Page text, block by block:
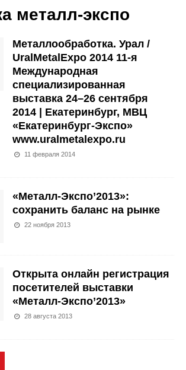
металл-экспо
Металлообработка. Урал /
UralMetalExpo 2014 11-я
Международная
специализированная
выставка 24–26 сентября
2014 | Екатеринбург, МВЦ
«Екатеринбург-Экспо»
www.uralmetalexpo.ru
11 февраля 2014
«Металл-Экспо’2013»:
сохранить баланс на рынке
22 ноября 2013
Открыта онлайн регистрация
посетителей выставки
«Металл-Экспо’2013»
28 августа 2013